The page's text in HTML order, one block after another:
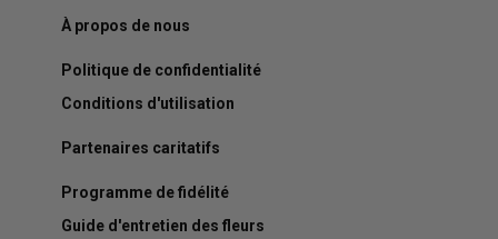
À propos de nous
Politique de confidentialité
Conditions d'utilisation
Partenaires caritatifs
Programme de fidélité
Guide d'entretien des fleurs